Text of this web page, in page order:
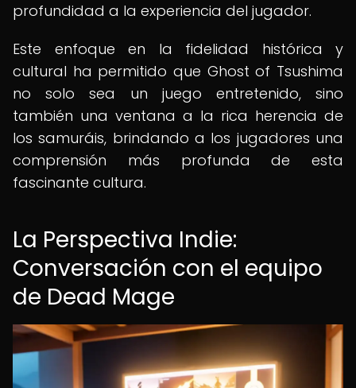
profundidad a la experiencia del jugador.
Este enfoque en la fidelidad histórica y
cultural ha permitido que Ghost of Tsushima
no solo sea un juego entretenido, sino
también una ventana a la rica herencia de
los samuráis, brindando a los jugadores una
comprensión más profunda de esta
fascinante cultura.
La Perspectiva Indie:
Conversación con el equipo
de Dead Mage